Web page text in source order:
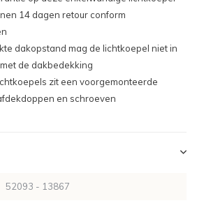
cm - €507,60
cm - €574,80
cm - €586,80
14 dagen retour conform
dakopstand mag de lichtkoepel niet in
de dakbedekking
zit een voorgemonteerde
en schroeven
52093 - 13867